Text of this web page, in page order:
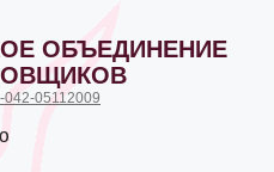
ОБЪЕДИНЕНИЕ
05112009